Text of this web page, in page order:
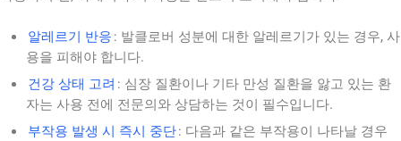
알레르기 반응 : 발클로버 성분에 대한 알레르기가 있는 경우, 사
용을 피해야 합니다.
건강 상태 고려 : 심장 질환이나 기타 만성 질환을 앓고 있는 환
자는 사용 전에 전문의와 상담하는 것이 필수입니다.
부작용 발생 시 즉시 중단: 다음과 같은 부작용이 나타날 경우